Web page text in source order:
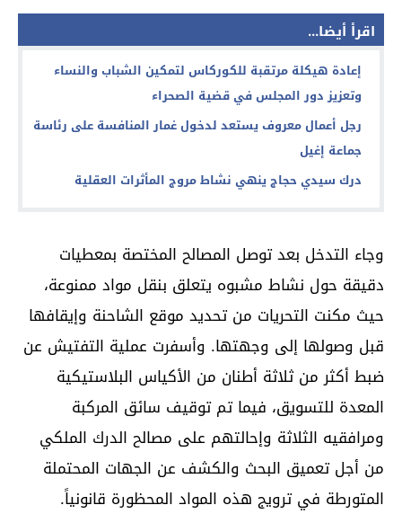
اقرأ أيضا...
إعادة هيكلة مرتقبة للكوركاس لتمكين الشباب والنساء
وتعزيز دور المجلس في قضية الصحراء
رجل أعمال معروف يستعد لدخول غمار المنافسة على رئاسة
جماعة إغيل
درك سيدي حجاج ينهي نشاط مروج المأثرات العقلية
وجاء التدخل بعد توصل المصالح المختصة بمعطيات
دقيقة حول نشاط مشبوه يتعلق بنقل مواد ممنوعة،
حيث مكنت التحريات من تحديد موقع الشاحنة وإيقافها
قبل وصولها إلى وجهتها. وأسفرت عملية التفتيش عن
ضبط أكثر من ثلاثة أطنان من الأكياس البلاستيكية
المعدة للتسويق، فيما تم توقيف سائق المركبة
ومرافقيه الثلاثة وإحالتهم على مصالح الدرك الملكي
من أجل تعميق البحث والكشف عن الجهات المحتملة
المتورطة في ترويج هذه المواد المحظورة قانونياً.